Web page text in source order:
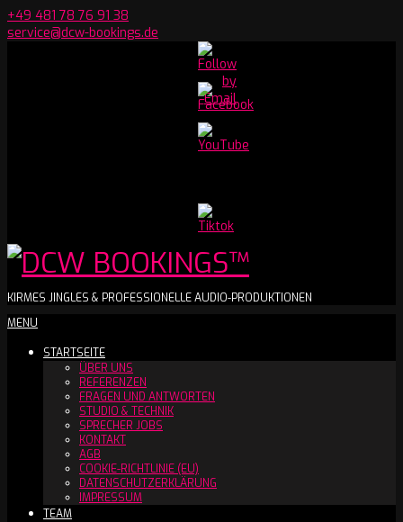
Skip
to
+49 481 78 76 91 38
service@dcw-bookings.de
Youtube
Channel
DCW
BOOKINGS™
KIRMES JINGLES & PROFESSIONELLE AUDIO-PRODUKTIONEN
Secondary
Menu
MENU
STARTSEITE
ÜBER UNS
REFERENZEN
FRAGEN UND ANTWORTEN
STUDIO & TECHNIK
SPRECHER JOBS
KONTAKT
AGB
COOKIE-RICHTLINIE (EU)
DATENSCHUTZERKLÄRUNG
IMPRESSUM
TEAM